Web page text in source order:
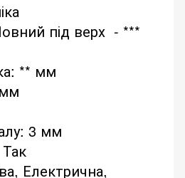
під верх - ***
** мм
3 мм
Електрична,